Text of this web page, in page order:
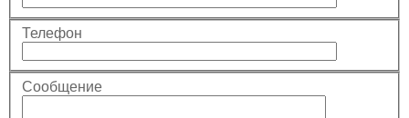
Телефон
Сообщение